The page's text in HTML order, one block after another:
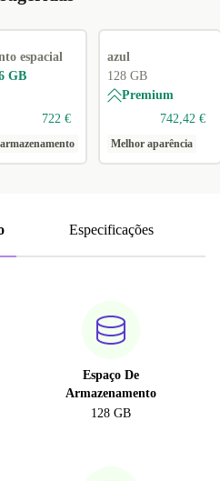
espacial
GB
722 €
azul
128 GB
Premium
742,42 €
Melhor aparência
Especificações
Espaço De
Armazenamento
128 GB